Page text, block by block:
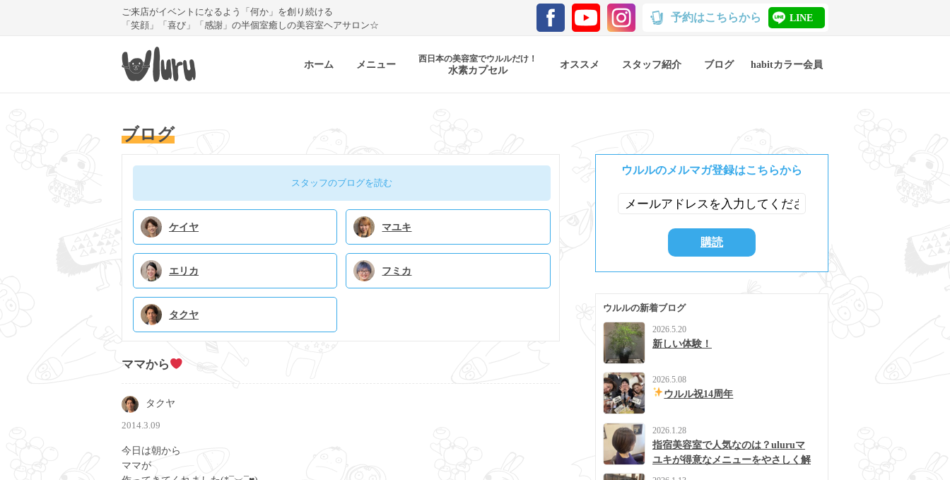
ご来店がイベントになるよう「何か」を創り続ける
「笑顔」「喜び」「感謝」の半個室癒しの美容室ヘアサロン☆
予約はこちらから LINE
ホーム メニュー 西日本の美容室でウルルだけ！
水素カプセル オススメ スタッフ紹介 ブログ habitカラー会員
ブログ
スタッフのブログを読む
ケイヤ マユキ
エリカ フミカ
タクヤ
ママから
タクヤ
2014.3.09
今日は朝から
ママが
ウルルのメルマガ登録はこちらから
ウルルの新着ブログ
2026.5.20
新しい体験！
2026.5.08
ウルル祝14周年
2026.1.28
指宿美容室で人気なのは？uluruマ
ユキが得意なメニューをやさしく解